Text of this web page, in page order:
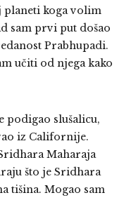
planeti koga volim
sam prvi put došao
Prabhupadi.
učiti od njega kako
podigao slušalicu,
iz Californije.
Maharaja
što je Sridhara
tišina. Mogao sam